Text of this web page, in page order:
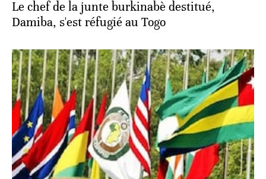
Le chef de la junte burkinabè destitué,
Damiba, s'est réfugié au Togo